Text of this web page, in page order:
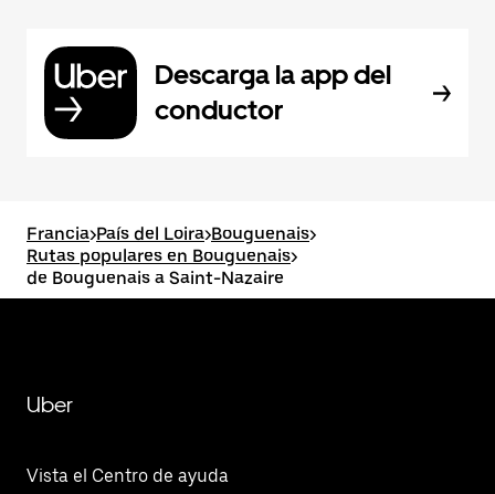
Descarga la app del
conductor
Francia>País del Loira>Bouguenais>
Rutas populares en Bouguenais>
de Bouguenais a Saint-Nazaire
Uber
Vista el Centro de ayuda